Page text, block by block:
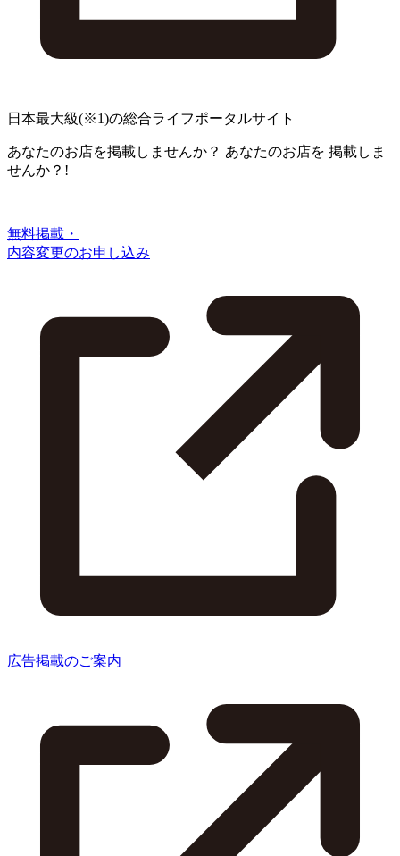
日本最大級(※1)の総合ライフポータルサイト
あなたのお店を掲載しませんか？ あなたのお店を 掲載しま
せんか？!
無料掲載・
内容変更のお申し込み
広告掲載のご案内